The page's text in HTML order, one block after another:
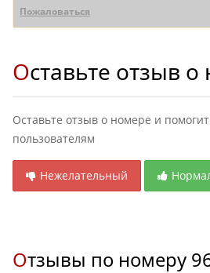
Пожаловаться
Оставьте отзыв
Оставьте отзыв о номере и
пользователям
Нежелательный
Отзывы по номеру